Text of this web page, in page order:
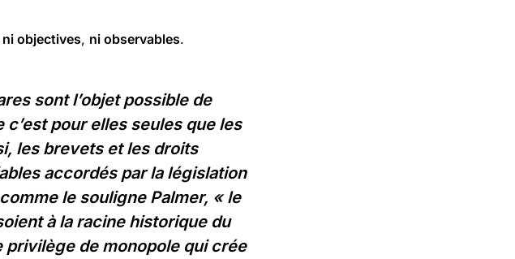
ni objectives, ni observables.
sont l’objet possible de
pour elles seules que les
les brevets et les droits
accordés par la législation
le souligne Palmer, « le
à la racine historique du
privilège de monopole qui crée